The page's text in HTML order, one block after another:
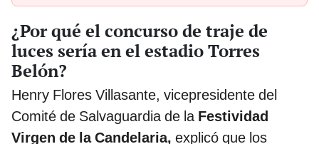
¿Por qué el concurso de traje de
luces sería en el estadio Torres
Belón?
Henry Flores Villasante, vicepresidente del
Comité de Salvaguardia de la Festividad
Virgen de la Candelaria, explicó que los